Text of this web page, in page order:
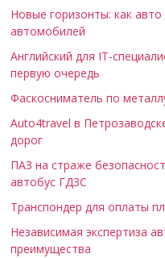
Новые горизонты: как
автомобилей
Английский для IT-
первую очередь
Фаскосниматель по
Auto4travel в
дорог
ПАЗ на страже
автобус ГДЗС
Транспондер для оплаты
Независимая экспертиза
преимущества